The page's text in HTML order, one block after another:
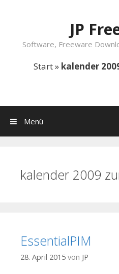
JP
Software, Freeware
Start» kalender
Menü
kalender 2009
EssentialPIM
28. April 2015 von JP